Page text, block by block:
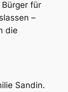
für
–
die
Sandin.